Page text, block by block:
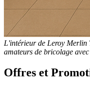
L'intérieur de Leroy Merlin
amateurs de bricolage
Offres et